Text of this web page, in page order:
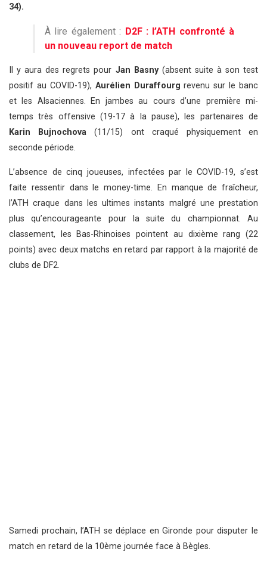
34).
À lire également : D2F : l’ATH confronté à
un nouveau report de match
Il y aura des regrets pour Jan Basny (absent suite à son test
positif au COVID-19), Aurélien Duraffourg revenu sur le banc
et les Alsaciennes. En jambes au cours d’une première mi-
temps très offensive (19-17 à la pause), les partenaires de
Karin Bujnochova (11/15) ont craqué physiquement en
seconde période.
L’absence de cinq joueuses, infectées par le COVID-19, s’est
faite ressentir dans le money-time. En manque de fraîcheur,
l’ATH craque dans les ultimes instants malgré une prestation
plus qu’encourageante pour la suite du championnat. Au
classement, les Bas-Rhinoises pointent au dixième rang (22
points) avec deux matchs en retard par rapport à la majorité de
clubs de DF2.
Samedi prochain, l’ATH se déplace en Gironde pour disputer le
match en retard de la 10ème journée face à Bègles.